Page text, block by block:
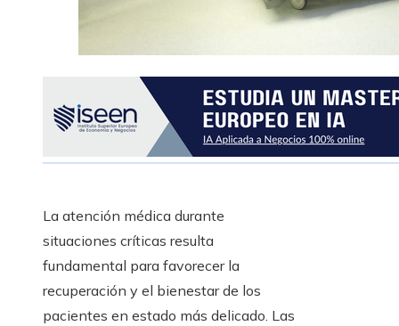
La atención médica durante
situaciones críticas resulta
fundamental para favorecer la
recuperación y el bienestar de los
pacientes en estado más delicado. Las